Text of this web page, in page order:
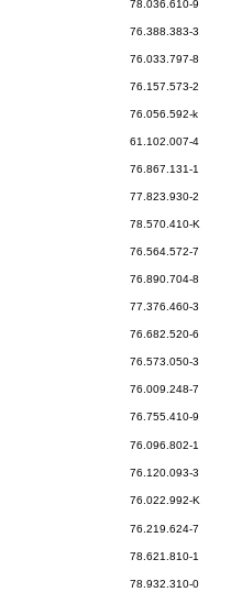
78.036.610-9
76.388.383-3
76.033.797-8
76.157.573-2
76.056.592-k
61.102.007-4
76.867.131-1
77.823.930-2
78.570.410-K
76.564.572-7
76.890.704-8
77.376.460-3
76.682.520-6
76.573.050-3
76.009.248-7
76.755.410-9
76.096.802-1
76.120.093-3
76.022.992-K
76.219.624-7
78.621.810-1
78.932.310-0